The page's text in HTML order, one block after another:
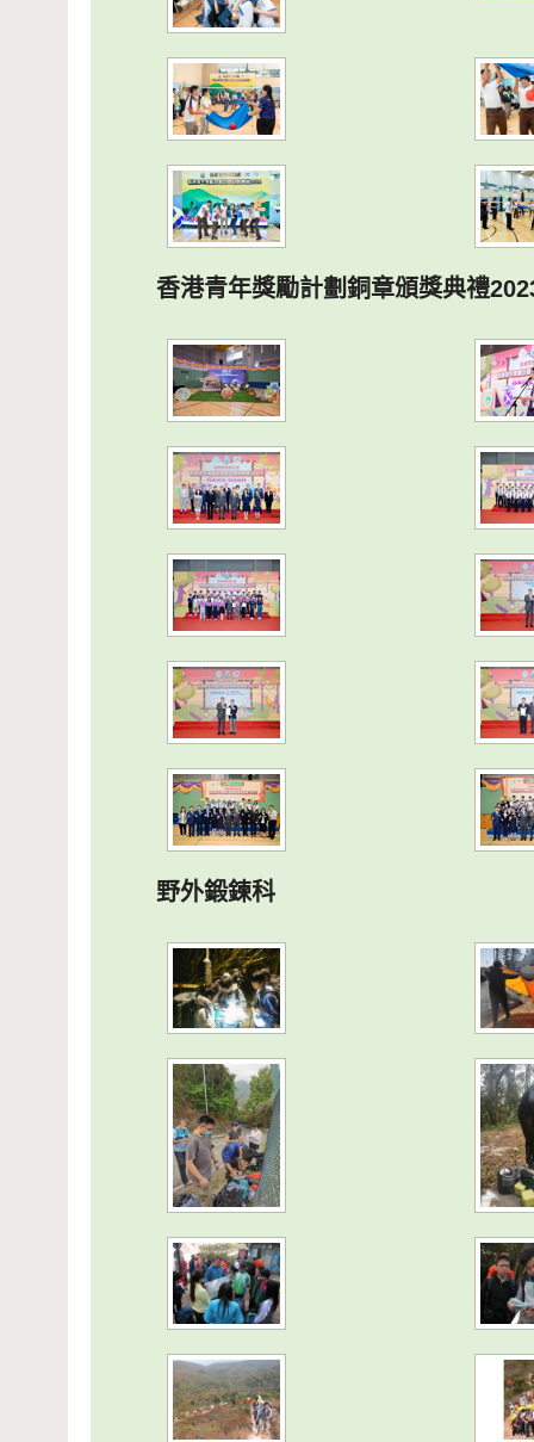
香港青年獎勵計劃銅章頒獎典禮
野外鍛鍊科